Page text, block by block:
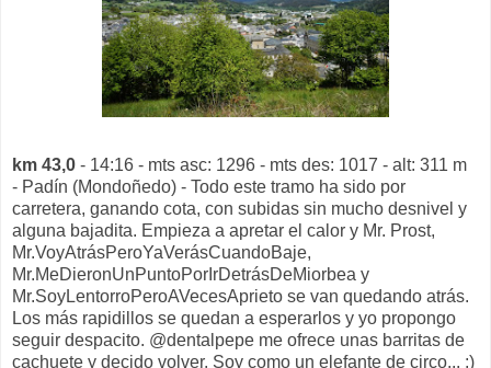
km 43,0 - 14:16 - mts asc: 1296 - mts des: 1017 - alt: 311 m
- Padín (Mondoñedo) - Todo este tramo ha sido por
carretera, ganando cota, con subidas sin mucho desnivel y
alguna bajadita. Empieza a apretar el calor y Mr. Prost,
Mr.VoyAtrásPeroYaVerásCuandoBaje,
Mr.MeDieronUnPuntoPorIrDetrásDeMiorbea y
Mr.SoyLentorroPeroAVecesAprieto se van quedando atrás.
Los más rapidillos se quedan a esperarlos y yo propongo
seguir despacito. @dentalpepe me ofrece unas barritas de
cachuete y decido volver. Soy como un elefante de circo... ;)